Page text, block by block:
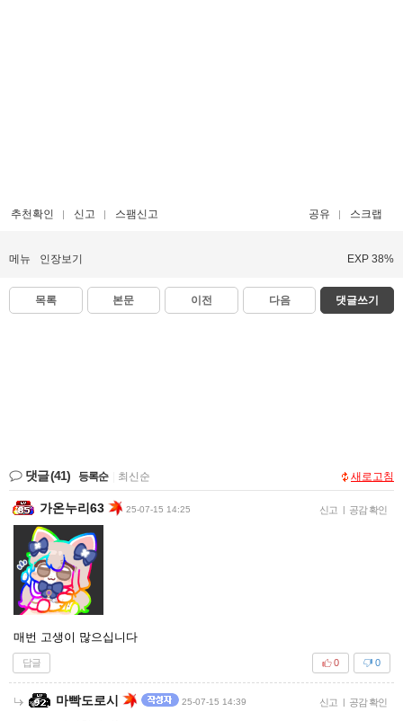
추천확인 신고 스팸신고 공유 스크랩
메뉴 인장보기 EXP 38%
목록 본문 이전 다음 댓글쓰기
댓글(41) 등록순 최신순 새로고침
가온누리63 25-07-15 14:25 신고 | 공감 확인
매번 고생이 많으십니다
답글 0
0
마빡도로시 25-07-15 14:39 신고 | 공감 확인